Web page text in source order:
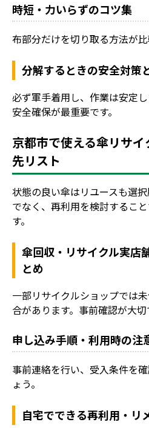
時短・力いらずのコツ集
布部分だけを切り取る方法が比
分解するときの安全対策
必ず軍手着用し、作業は安定し
安全確保が最重要です。
京都市で使える傘リサ
先リスト
状態の良い傘はリユースも選
でなく、再利用を検討するこ
す。
傘回収・リサイクル実店
とめ
一部リサイクルショップでは
合があります。事前確認が大切
申し込み手順・利用時の注
事前連絡を行い、受入条件を
ょう。
自宅でできる再利用・リ